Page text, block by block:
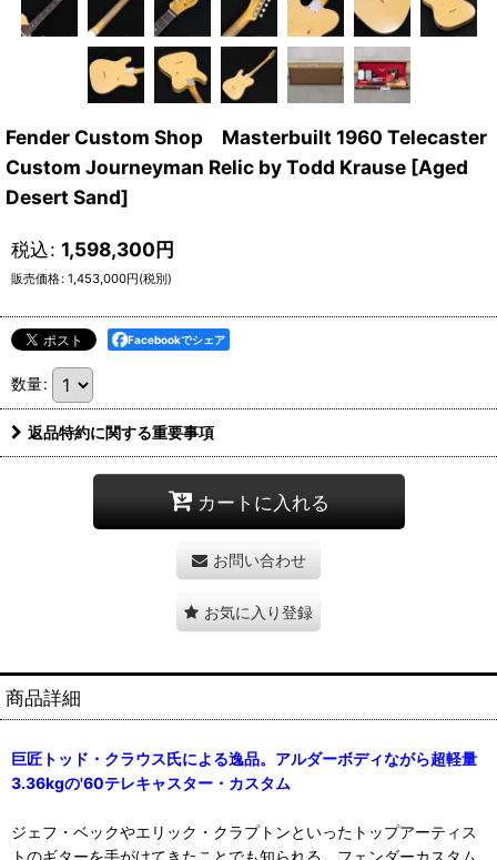
Fender Custom Shop Masterbuilt 1960 Telecaster
Custom Journeyman Relic by Todd Krause [Aged
Desert Sand]
販売価格: 1,453,000円(税別)
税込: 1,598,300円
Facebookでシェア
数量:
返品特約に関する重要事項
カートに入れる
お問い合わせ
お気に入り登録
商品詳細
巨匠トッド・クラウス氏による逸品。アルダーボディながら超軽量
3.36kgの'60テレキャスター・カスタム
ジェフ・ベックやエリック・クラプトンといったトップアーティス
トのギターを手がけてきたことでも知られる、フェンダーカスタム